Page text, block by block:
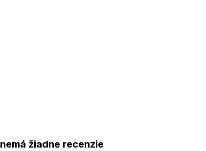
žiadne recenzie